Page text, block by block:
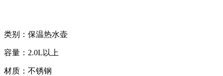
类别：保温热水壶
容量：2.0L以上
材质：不锈钢